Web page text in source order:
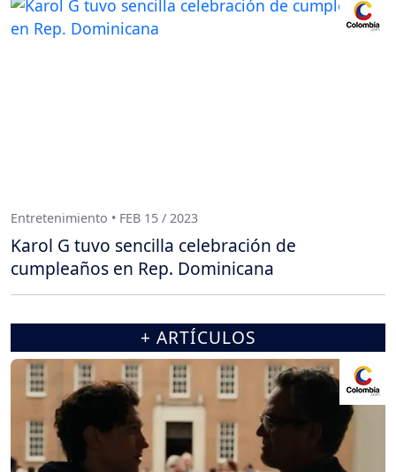
Entretenimiento • FEB 15 / 2023
Karol G tuvo sencilla celebración de
cumpleaños en Rep. Dominicana
+ ARTÍCULOS